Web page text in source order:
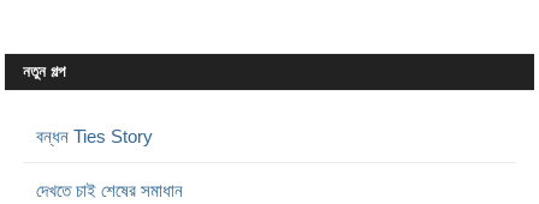
নতুন গল্প
বন্ধন Ties Story
দেখতে চাই শেষের সমাধান